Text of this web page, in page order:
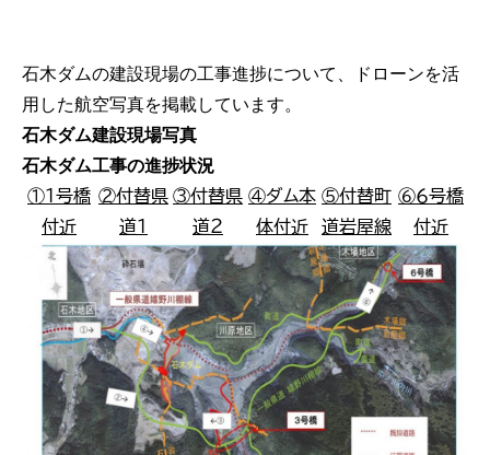
石木ダムの建設現場の工事進捗について、ドローンを活
用した航空写真を掲載しています。
石木ダム建設現場写真
石木ダム工事の進捗状況
①１号橋
付近
②付替県
道１
③付替県
道２
④ダム本
体付近
⑤付替町
道岩屋線
⑥６号橋
付近